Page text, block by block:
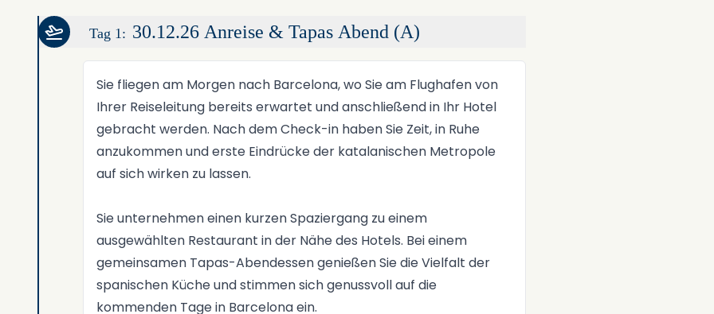
Tag 1: 30.12.26 Anreise & Tapas Abend (A)
Sie fliegen am Morgen nach Barcelona, wo Sie am Flughafen von
Ihrer Reiseleitung bereits erwartet und anschließend in Ihr Hotel
gebracht werden. Nach dem Check-in haben Sie Zeit, in Ruhe
anzukommen und erste Eindrücke der katalanischen Metropole
auf sich wirken zu lassen.
Sie unternehmen einen kurzen Spaziergang zu einem
ausgewählten Restaurant in der Nähe des Hotels. Bei einem
gemeinsamen Tapas-Abendessen genießen Sie die Vielfalt der
spanischen Küche und stimmen sich genussvoll auf die
kommenden Tage in Barcelona ein.